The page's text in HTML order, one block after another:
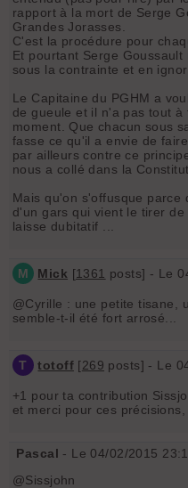
rapport à la mort de Serge
Grandes Jorasses.
C'est la procédure pour
Et pourtant Serge
sous la contrainte et en
Le Capitaine du PGHM a
de gueule et il n'a pas tout
moment. Que chacun sous
fasse ce qu'il a envie de
par ailleurs contre ce
nous a collé dans la
Mais qu'on s'offusque parce
d'un gars qui vient le tirer
laisse dubitatif ...
M Mick [1361 posts] - Le
@Cyrille : une petite tisane,
semble-t-il été fort arrosé...
T totoff[269 posts] - Le
+1 pour ta contribution
et merci pour ces
Pascal - Le 04/02/2015
@Sissjohn